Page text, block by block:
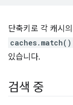
단축키로 각 캐시의
caches.match()
있습니다.
검색 중